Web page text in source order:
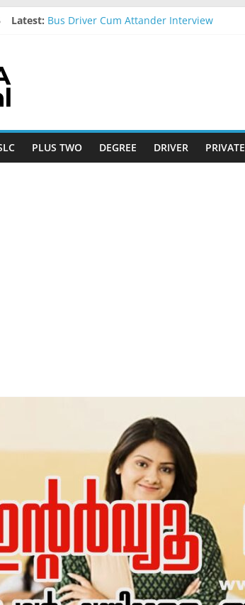
Latest: Bus Driver Cum Attander Interview
PLUS TWO DEGREE DRIVER PRIVATE